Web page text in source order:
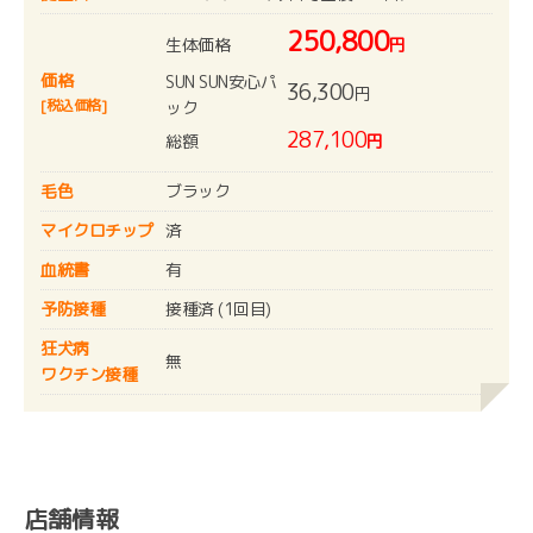
価格
[税込価格]
生体価格 250,800円
SUN SUN安心パ
ック
36,300円
総額 287,100円
毛色
ブラック
マイクロチップ 済
血統書
有
予防接種
接種済 (1回目)
狂犬病
ワクチン接種
無
店舗情報